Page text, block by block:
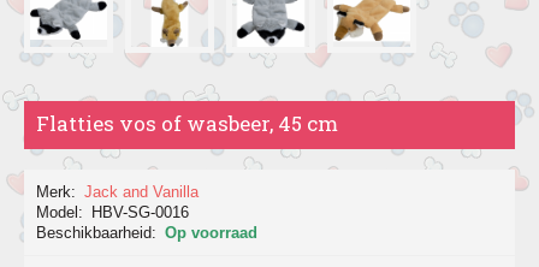
Flatties vos of wasbeer, 45 cm
Merk: Jack and Vanilla
Model:
HBV-SG-0016
Beschikbaarheid: Op voorraad